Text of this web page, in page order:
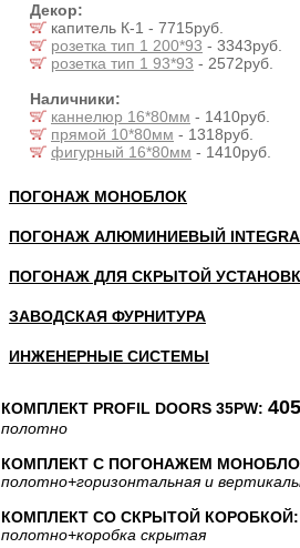
Декор:
капитель К-1 - 7715руб.
розетка тип 1 200*93 - 3343руб.
розетка тип 1 93*93 - 2572руб.
Наличники:
каннелюр 16*80мм - 1410руб.
прямой 10*80мм - 1318руб.
фигурный 16*80мм - 1410руб.
ПОГОНАЖ МОНОБЛОК
ПОГОНАЖ АЛЮМИНИЕВЫЙ
ПОГОНАЖ ДЛЯ СКРЫТОЙ
ЗАВОДСКАЯ ФУРНИТУРА
ИНЖЕНЕРНЫЕ СИСТЕМЫ
КОМПЛЕКТ PROFIL DOORS 35PW:
полотно
КОМПЛЕКТ С ПОГОНАЖЕМ
полотно+горизонтальная и
КОМПЛЕКТ СО СКРЫТОЙ КОРОБКОЙ:
полотно+коробка скрытая